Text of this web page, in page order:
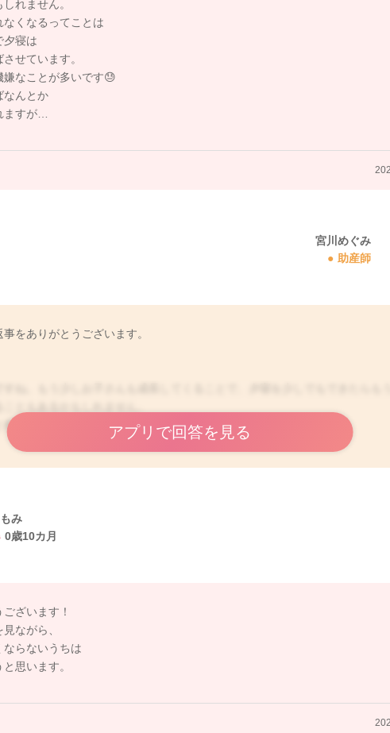
れません。
なくなるってことは
夕寝は
せています。
嫌なことが多いです😓
なんとか
ますが…
宮川めぐみ
助産師
をありがとうございます。
夜寝つきにくいことも出てくるかもしれません。
アプリで回答を見る
み
0歳10カ月
ざいます！
ながら、
らないうちは
思います。